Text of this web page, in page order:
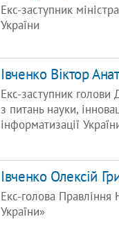
Екс-заступник
України
Івченко Віктор
Екс-заступник голови
з питань науки,
інформатизації
Івченко Олексій
Екс-голова
України»